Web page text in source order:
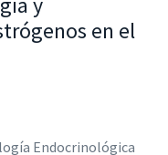
en el
Endocrinológica